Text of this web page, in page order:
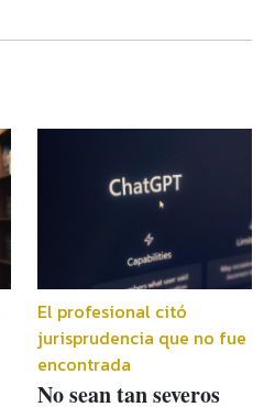
El profesional citó
jurisprudencia que no fue
encontrada
No sean tan severos